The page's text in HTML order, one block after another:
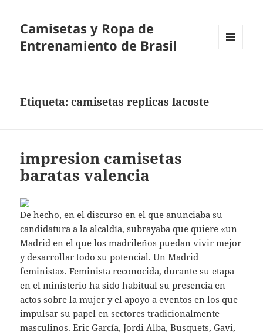
Camisetas y Ropa de
Entrenamiento de Brasil
Etiqueta:camisetas replicas lacoste
impresion camisetas
baratas valencia
De hecho, en el discurso en el que anunciaba su
candidatura a la alcaldía, subrayaba que quiere «un
Madrid en el que los madrileños puedan vivir mejor
y desarrollar todo su potencial. Un Madrid
feminista». Feminista reconocida, durante su etapa
en el ministerio ha sido habitual su presencia en
actos sobre la mujer y el apoyo a eventos en los que
impulsar su papel en sectores tradicionalmente
masculinos. Eric García, Jordi Alba, Busquets, Gavi,